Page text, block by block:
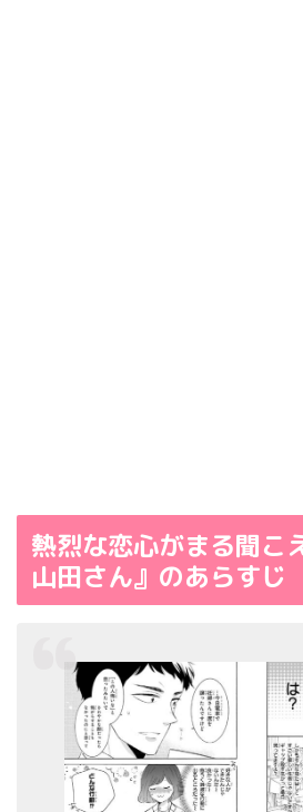
熱烈な恋心がまる聞こ
山田さん』のあらすじ